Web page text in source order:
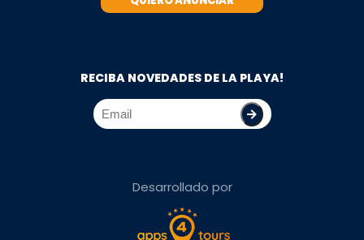
RECIBA NOVEDADES DE LA PLAYA!
Desarrollado por